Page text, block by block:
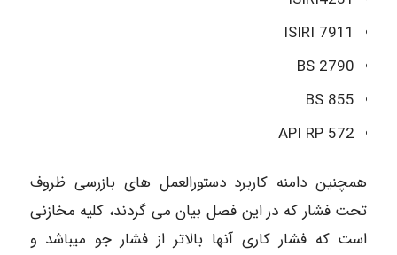
ISIRI 7911
BS 2790
BS 855
API RP 572
همچنین دامنه کاربرد دستورالعمل های بازرسی ظروف
تحت فشار که در این فصل بیان می گردند، کلیه مخازنی
است که فشار کاری آنها بالاتر از فشار جو میباشد و